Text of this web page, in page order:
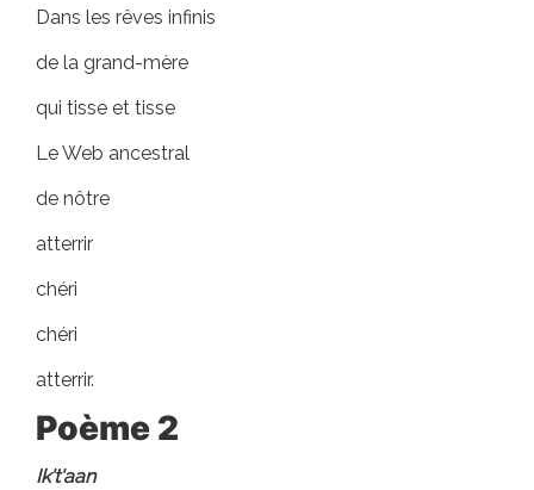
Dans les rêves infinis
de la grand-mère
qui tisse et tisse
Le Web ancestral
de nôtre
atterrir
chéri
chéri
atterrir.
Poème 2
Ik't'aan